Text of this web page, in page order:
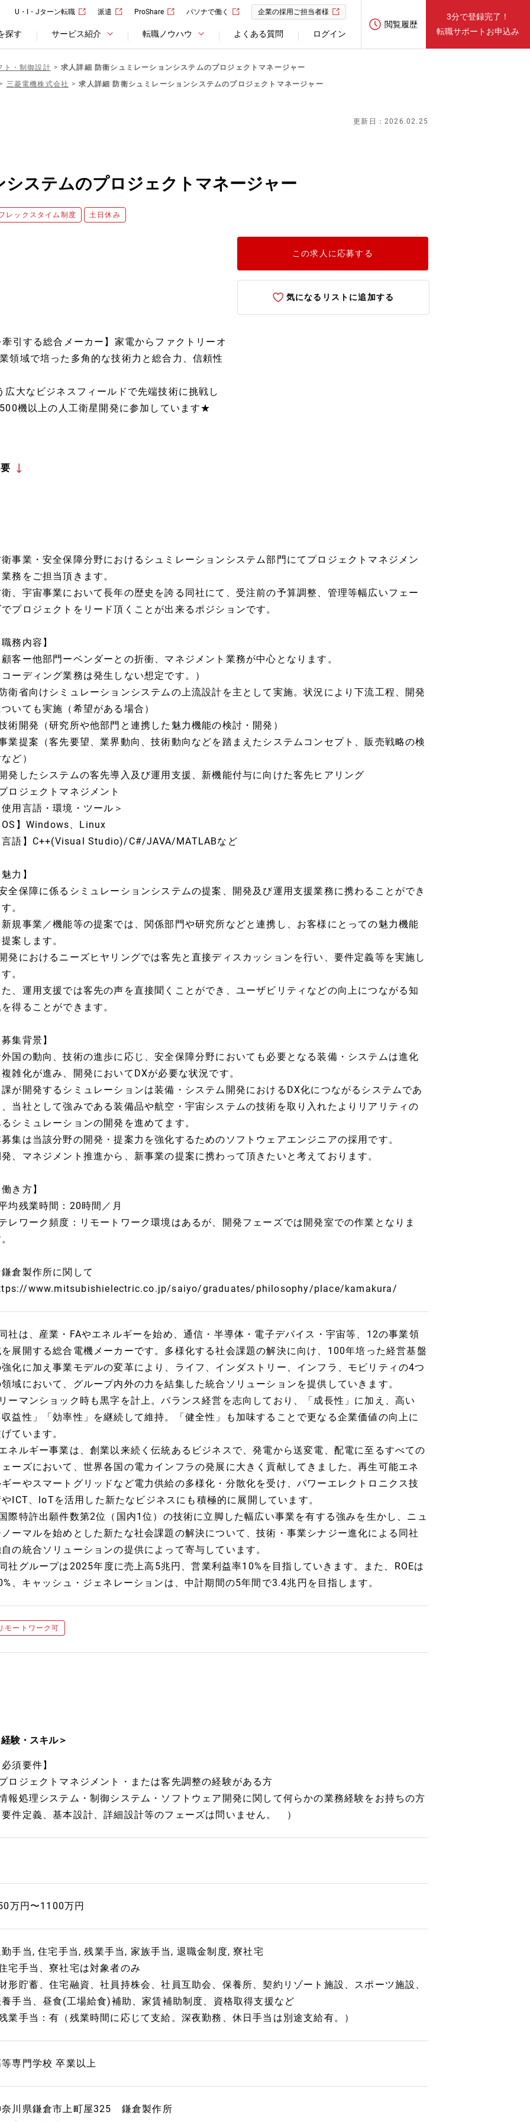
U・I・Jターン転職 派遣 ProShare パソナで働く 企業の採用ご担当者様
探す サービス紹介 転職ノウハウ よくある質問 ログイン
閲覧履歴
3分で登録完了！
転職サポートお申込み
ト・制御設計
求人詳細 防衛シュミレーションシステムのプロジェクトマネージャー
三菱電機株式会社
求人詳細 防衛シュミレーションシステムのプロジェクトマネージャー
更新日：2026.02.25
ステムのプロジェクトマネージャー
レックスタイム制度 土日休み
引する総合メーカー】家電からファクトリーオ
領域で培った多角的な技術力と総合力、信頼性
大なビジネスフィールドで先端技術に挑戦し
機以上の人工衛星開発に参加しています★
この求人に応募する
気になるリストに追加する
事業・安全保障分野におけるシュミレーションシステム部門にてプロジェクトマネジメン
務をご担当頂きます。
、宇宙事業において長年の歴史を誇る同社にて、受注前の予算調整、管理等幅広いフェー
プロジェクトをリード頂くことが出来るポジションです。
務内容】
客ー他部門ーベンダーとの折衝、マネジメント業務が中心となります。
ーディング業務は発生しない想定です。）
衛省向けシミュレーションシステムの上流設計を主として実施。状況により下流工程、開発
いても実施（希望がある場合）
術開発（研究所や他部門と連携した魅力機能の検討・開発）
業提案（客先要望、業界動向、技術動向などを踏まえたシステムコンセプト、販売戦略の検
ど）
発したシステムの客先導入及び運用支援、新機能付与に向けた客先ヒアリング
ロジェクトマネジメント
用言語・環境・ツール＞
OS】Windows、Linux
言語】C++(Visual Studio)/C#/JAVA/MATLABなど
力】
全保障に係るシミュレーションシステムの提案、開発及び運用支援業務に携わることができ
。
規事業／機能等の提案では、関係部門や研究所などと連携し、お客様にとっての魅力機能
案します。
発におけるニーズヒヤリングでは客先と直接ディスカッションを行い、要件定義等を実施し
。
、運用支援では客先の声を直接聞くことができ、ユーザビリティなどの向上につながる知
得ることができます。
集背景】
国の動向、技術の進歩に応じ、安全保障分野においても必要となる装備・システムは進化
雑化が進み、開発においてDXが必要な状況です。
が開発するシミュレーションは装備・システム開発におけるDX化につながるシステムであ
当社として強みである装備品や航空・宇宙システムの技術を取り入れたよりリアリティの
シミュレーションの開発を進めてます。
集は当該分野の開発・提案力を強化するためのソフトウェアエンジニアの採用です。
、マネジメント推進から、新事業の提案に携わって頂きたいと考えております。
き方】
均残業時間：20時間／月
レワーク頻度：リモートワーク環境はあるが、開発フェーズでは開発室での作業となりま
倉製作所に関して
www.mitsubishielectric.co.jp/saiyo/graduates/philosophy/place/kamakura/
社は、産業・FAやエネルギーを始め、通信・半導体・電子デバイス・宇宙等、12の事業領
展開する総合電機メーカーです。多様化する社会課題の解決に向け、100年培った経営基盤
化に加え事業モデルの変革により、ライフ、インダストリー、インフラ、モビリティの4つ
域において、グループ内外の力を結集した統合ソリューションを提供していきます。
ーマンショック時も黒字を計上。バランス経営を志向しており、「成長性」に加え、高い
益性」「効率性」を継続して維持。「健全性」も加味することで更なる企業価値の向上に
ています。
ネルギー事業は、創業以来続く伝統あるビジネスで、発電から送変電、配電に至るすべての
ーズにおいて、世界各国の電カインフラの発展に大きく貢献してきました。再生可能エネ
ーやスマートグリッドなど電力供給の多様化・分散化を受け、パワーエレクトロニクス技
ICT、loTを活用した新たなビジネスにも積極的に展開しています。
際特許出願件数第2位（国内1位）の技術に立脚した幅広い事業を有する強みを生かし、ニュ
ーマルを始めとした新たな社会課題の解決について、技術・事業シナジー進化による同社
の統合ソリューションの提供によって寄与しています。
社グループは2025年度に売上高5兆円、営業利益率10%を目指していきます。また、ROEは
、キャッシュ・ジェネレーションは、中計期間の5年間で3.4兆円を目指します。
モートワーク可
験・スキル＞
須要件】
ロジェクトマネジメント・または客先調整の経験がある方
報処理システム・制御システム・ソフトウェア開発に関して何らかの業務経験をお持ちの方
要件定義、基本設計、詳細設計等のフェーズは問いません。 ）
万円〜1100万円
手当, 住宅手当, 残業手当, 家族手当, 退職金制度, 寮社宅
宅手当、寮社宅は対象者のみ
形貯蓄、住宅融資、社員持株会、社員互助会、保養所、契約リゾート施設、スポーツ施設、
手当、昼食(工場給食)補助、家賃補助制度、資格取得支援など
業手当：有（残業時間に応じて支給。深夜勤務、休日手当は別途支給有。）
専門学校 卒業以上
奈川県鎌倉市上町屋325 鎌倉製作所